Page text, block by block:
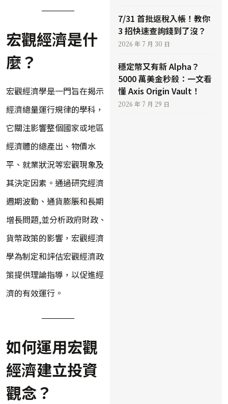
宏觀經濟是什
麼？
宏觀經濟學是一門旨在揭示
經濟總量運行規律的學科，
它關注影響整個國家或地區
經濟體的總產出、物價水
平、就業狀況等宏觀現象及
其決定因素。通過研究經濟
週期波動、通貨膨脹和長期
增長問題,並分析政府財政、
貨幣政策的影響，宏觀經濟
學為制定和評估宏觀經濟政
策提供理論指導，以促進經
濟的有效運行。
如何運用宏觀
經濟建立投資
觀念？
7/31 首批返稅入帳！教你
3 招快速查詢錢到了沒？
2026 年 7 月 30 日
穩定幣又有新 Alpha？
5000 萬美金秒殺：一文看
懂 Axis Origin Vault！
2026 年 7 月 29 日